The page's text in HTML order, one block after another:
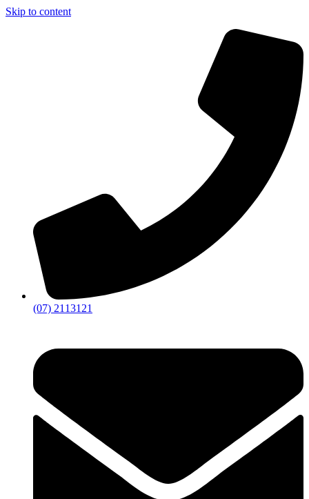
Skip to content
(07) 2113121